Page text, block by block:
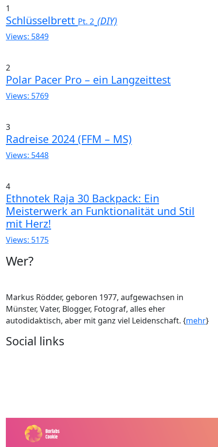
1
Schlüsselbrett Pt. 2 (DIY)
Views: 5849
2
Polar Pacer Pro – ein Langzeittest
Views: 5769
3
Radreise 2024 (FFM – MS)
Views: 5448
4
Ethnotek Raja 30 Backpack: Ein
Meisterwerk an Funktionalität und Stil
mit Herz!
Views: 5175
Wer?
Markus Rödder, geboren 1977, aufgewachsen in
Münster, Vater, Blogger, Fotograf, alles eher
autodidaktisch, aber mit ganz viel Leidenschaft. {mehr}
Social links